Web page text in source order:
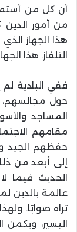
أن كل من
من أمور
هذا الجهاز
التلفاز. هذا
ففي البادية
حول مجالسهم،
المساجد
مقامهم
حفظهم الجيد
إلى أبعد من
الحديث فيما
عالمة بالدين
تراه صوابًا.
اليسير،